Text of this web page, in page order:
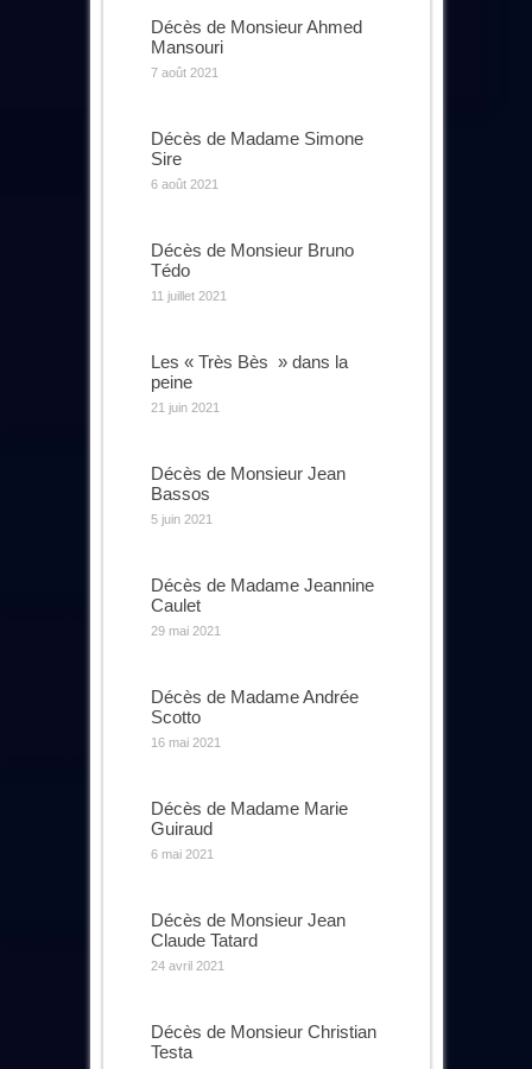
Décès de Monsieur Ahmed
Mansouri
7 août 2021
Décès de Madame Simone
Sire
6 août 2021
Décès de Monsieur Bruno
Tédo
11 juillet 2021
Les « Très Bès » dans la
peine
21 juin 2021
Décès de Monsieur Jean
Bassos
5 juin 2021
Décès de Madame Jeannine
Caulet
29 mai 2021
Décès de Madame Andrée
Scotto
16 mai 2021
Décès de Madame Marie
Guiraud
6 mai 2021
Décès de Monsieur Jean
Claude Tatard
24 avril 2021
Décès de Monsieur Christian
Testa